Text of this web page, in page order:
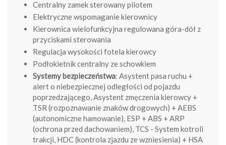
Centralny zamek sterowany pilotem
Elektryczne wspomaganie kierownicy
Kierownica wielofunkcyjna regulowana góra-dół z
przyciskami sterowania
Regulacja wysokości fotela kierowcy
Podłokietnik centralny ze schowkiem
Systemy bezpieczeństwa: Asystent pasa ruchu +
alert o niebezpiecznej odległości od pojazdu
poprzedzającego, Asystent zmęczenia kierowcy +
TSR (rozpoznawanie znaków drogowych) + AEBS
(autonomiczne hamowanie), ESP + ABS + ARP
(ochrona przed dachowaniem), TCS - System kotroli
trakcji, HDC (kontrola zjazdu ze wzniesienia) + HSA